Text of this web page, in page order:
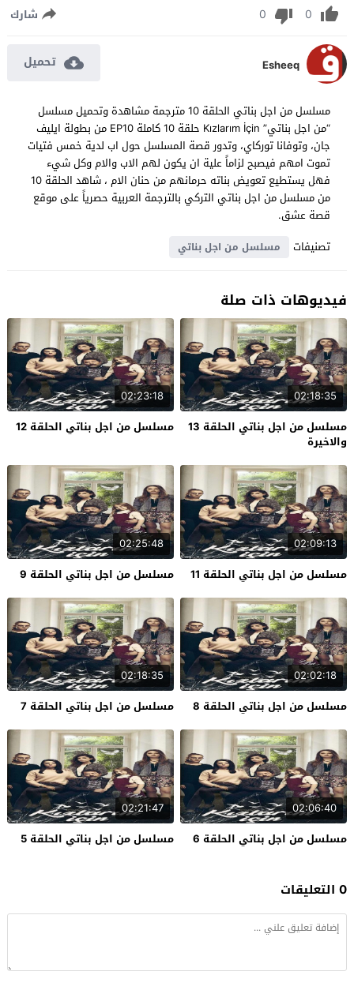
0
0 شارك
Esheeq تحميل
مسلسل من اجل بناتي الحلقة 10 مترجمة مشاهدة وتحميل مسلسل
“من اجل بناتي” Kızlarım İçin حلقة 10 كاملة EP10 من بطولة ايليف
جان، وتوفانا توركاي، وتدور قصة المسلسل حول اب لدية خمس فتيات
تموت امهم فيصبح لزاماً علية ان يكون لهم الاب والام وكل شيء
فهل يستطيع تعويض بناته حرمانهم من حنان الام ، شاهد الحلقة 10
من مسلسل من اجل بناتي التركي بالترجمة العربية حصرياً على موقع
قصة عشق.
تصنيفات
مسلسل من اجل بناتي
فيديوهات ذات صلة
02:18:35
مسلسل من اجل بناتي الحلقة 13
والاخيرة
02:23:18
مسلسل من اجل بناتي الحلقة 12
02:09:13
مسلسل من اجل بناتي الحلقة 11
02:25:48
مسلسل من اجل بناتي الحلقة 9
02:02:18
مسلسل من اجل بناتي الحلقة 8
02:18:35
مسلسل من اجل بناتي الحلقة 7
02:06:40
مسلسل من اجل بناتي الحلقة 6
02:21:47
مسلسل من اجل بناتي الحلقة 5
0 التعليقات